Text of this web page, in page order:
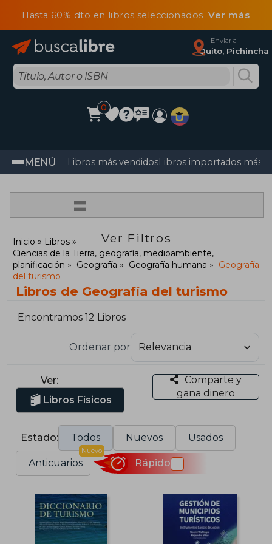
Hasta 60% dto en libros seleccionadosVer más
Enviar a
Quito, Pichincha
0
MENÚ Libros más vendidosLibros importados más
=
Ver Filtros
Inicio
Libros
Ciencias de la Tierra, geografía, medioambiente,
planificación
Geografía Geografía humana
Geografía
del turismo
Libros de Geografía del turismo
Encontramos 12 Libros
Ordenar por
Ver:
Libros Físicos
Comparte y
gana dinero
Estado: Todos Nuevos Usados
Anticuarios
Nuevo
Rápido